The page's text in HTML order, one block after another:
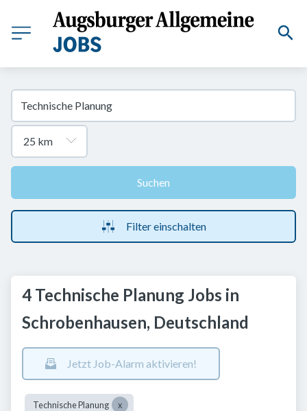
Suchen
Filter einschalten
4 Technische Planung Jobs in
Schrobenhausen, Deutschland
Jetzt Job-Alarm aktivieren!
Technische Planung